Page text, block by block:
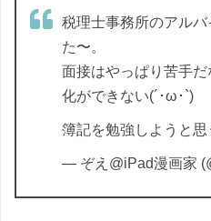
税理士事務所のアル
た〜。
面接はやっぱり苦手
化ができない(´･ω･`)
簿記を勉強しようと思
— ぞえ@iPad漫画家